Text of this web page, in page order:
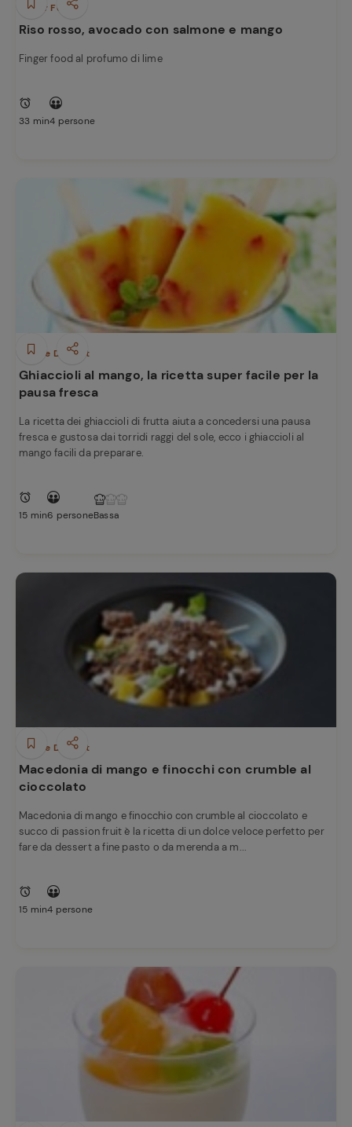
Finger Food
Riso rosso, avocado con salmone e mango
Finger food al profumo di lime
33 min4 persone
Dolci e Dessert
Ghiaccioli al mango, la ricetta super facile per la
pausa fresca
La ricetta dei ghiaccioli di frutta aiuta a concedersi una pausa
fresca e gustosa dai torridi raggi del sole, ecco i ghiaccioli al
mango facili da preparare.
15 min6 personeBassa
Dolci e Dessert
Macedonia di mango e finocchi con crumble al
cioccolato
Macedonia di mango e finocchio con crumble al cioccolato e
succo di passion fruit è la ricetta di un dolce veloce perfetto per
fare da dessert a fine pasto o da merenda a m...
15 min4 persone